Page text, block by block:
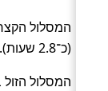
המסלול
(כ־2.8 שעות).
המסלול הזול